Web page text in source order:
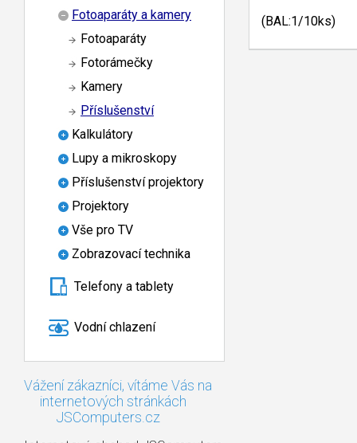
Fotoaparáty a kamery
Fotoaparáty
Fotorámečky
Kamery
Příslušenství
Kalkulátory
Lupy a mikroskopy
Příslušenství projektory
Projektory
Vše pro TV
Zobrazovací technika
Telefony a tablety
Vodní chlazení
Vážení zákazníci, vítáme Vás na
internetových stránkách
JSComputers.cz
(BAL:1/10ks)